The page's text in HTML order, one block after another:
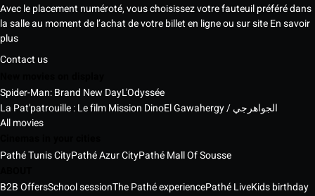
Avec le placement numéroté, vous choisissez votre fauteuil préféré dans
la salle au moment de l’achat de votre billet en ligne ou sur siteEn savoir
plus
Contact us
Spider-Man: Brand New DayL'Odyssée
La Pat'patrouille : Le film Mission Dino
El Gawahergy / الجواهرجي
All movies
Pathé Tunis CityPathé Azur CityPathé Mall Of Sousse
B2B OffersSchool sessionThe Pathé experiencePathé LiveKids birthday